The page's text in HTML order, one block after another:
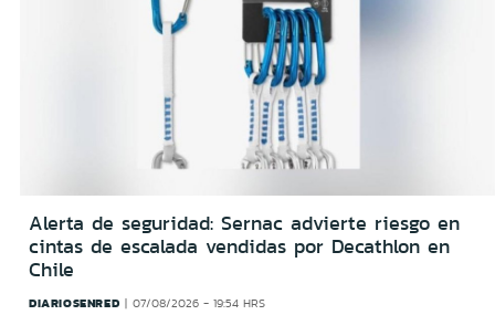
Alerta de seguridad: Sernac advierte riesgo en
cintas de escalada vendidas por Decathlon en
Chile
DIARIOSENRED 07/08/2026 - 19:54 HRS